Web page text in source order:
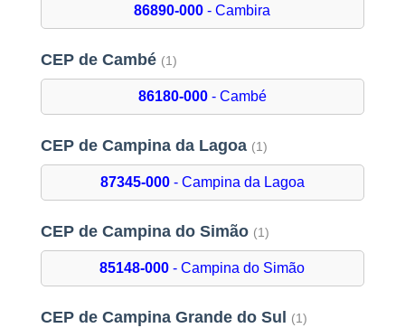
86890-000 - Cambira
CEP de Cambé (1)
86180-000- Cambé
CEP de Campina da Lagoa (1)
87345-000- Campina da Lagoa
CEP de Campina do Simão (1)
85148-000 - Campina do Simão
CEP de Campina Grande do Sul (1)